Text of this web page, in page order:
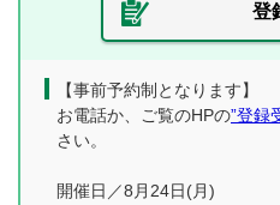
登
【事前予約制となります】
お電話か、ご覧のHPの”登録
さい。
開催日／8月24日(月)